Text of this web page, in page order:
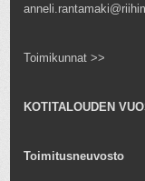
Toimikunnat >>
KOTITALOUDEN
Toimitusneuvosto